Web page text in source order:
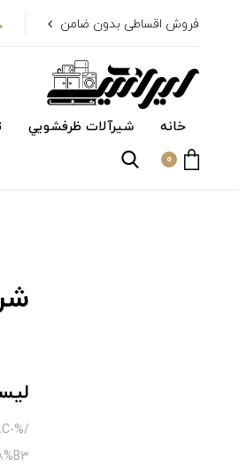
فروش اقساطی بدون ضامن
خانه شیرآلات ظرفشويي
0